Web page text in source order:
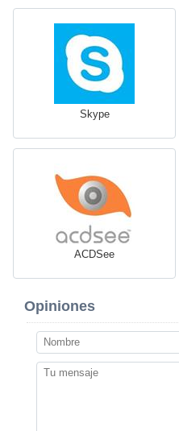
Skype
ACDSee
Opiniones